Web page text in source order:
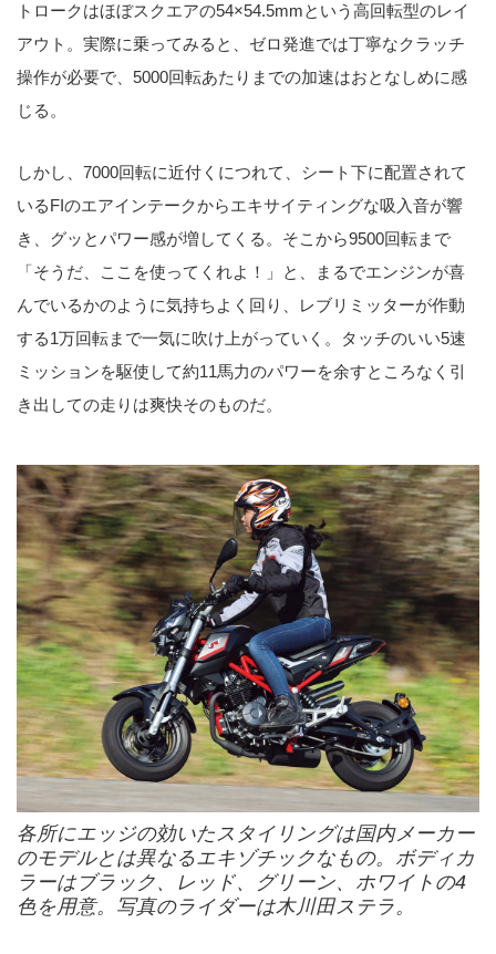
トロークはほぼスクエアの54×54.5mmという高回転型のレイ
アウト。実際に乗ってみると、ゼロ発進では丁寧なクラッチ
操作が必要で、5000回転あたりまでの加速はおとなしめに感
じる。
しかし、7000回転に近付くにつれて、シート下に配置されて
いるFIのエアインテークからエキサイティングな吸入音が響
き、グッとパワー感が増してくる。そこから9500回転まで
「そうだ、ここを使ってくれよ！」と、まるでエンジンが喜
んでいるかのように気持ちよく回り、レブリミッターが作動
する1万回転まで一気に吹け上がっていく。タッチのいい5速
ミッションを駆使して約11馬力のパワーを余すところなく引
き出しての走りは爽快そのものだ。
各所にエッジの効いたスタイリングは国内メーカー
のモデルとは異なるエキゾチックなもの。ボディカ
ラーはブラック、レッド、グリーン、ホワイトの4
色を用意。写真のライダーは木川田ステラ。